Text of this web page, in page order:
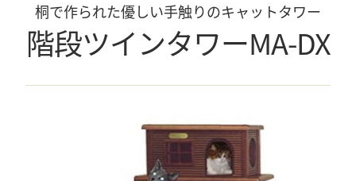
桐で作られた優しい手触りのキャットタワー
階段ツインタワーMA-DX